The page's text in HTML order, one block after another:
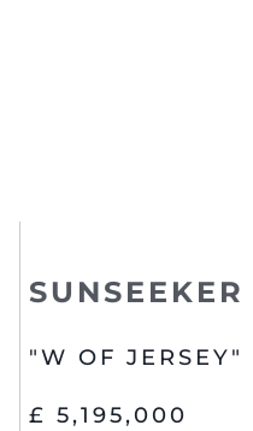
"W OF JERSEY"
£ 5,195,000